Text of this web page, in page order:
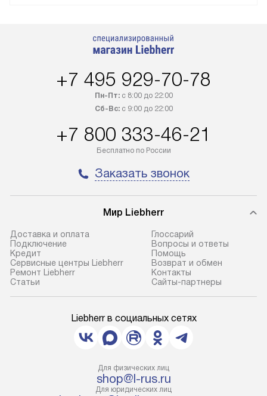
+7 495 929-70-78
Пн-Пт:с 8:00 до 22:00
Сб-Вс:с 9:00 до 22:00
+7 800 333-46-21
Бесплатно по России
Заказать звонок
Мир Liebherr
Доставка и оплата
Подключение
Кредит
Сервисные центры Liebherr
Ремонт Liebherr
Cтатьи
Глоссарий
Вопросы и ответы
Помощь
Возврат и обмен
Контакты
Сайты-партнеры
Liebherr в социальных сетях
Для физических лиц
shop@l-rus.ru
Для юридических лиц